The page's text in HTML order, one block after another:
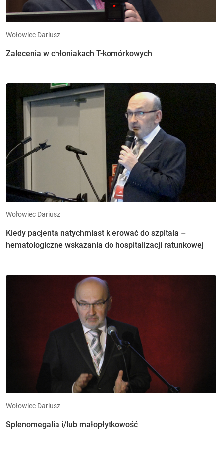
Wołowiec Dariusz
Zalecenia w chłoniakach T-komórkowych
Wołowiec Dariusz
Kiedy pacjenta natychmiast kierować do szpitala –
hematologiczne wskazania do hospitalizacji ratunkowej
Wołowiec Dariusz
Splenomegalia i/lub małopłytkowość